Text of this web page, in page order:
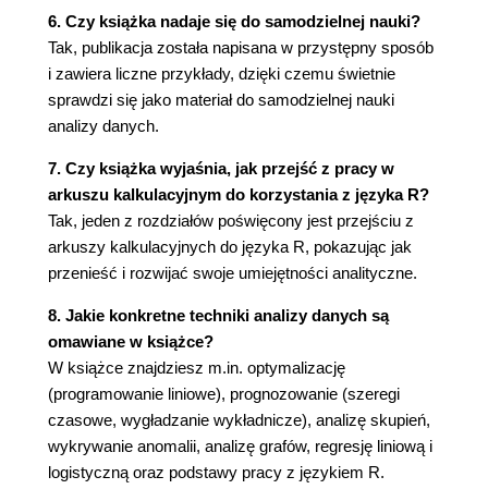
odległości 87
Implementacja za pomocą Excela 90
Najlepsze oferty przy podziale na pięć
klastrów za pomocą median 92
Podsumowanie 95
3. Naiwny klasyfikator bayesowski i niezwykła
lekkość bycia idiotą 97
Jeżeli nazwiesz swój produkt Mandrill, to
uzyskasz zaszumione informacje zwrotne 97
rachunku prawdopodobieństwa 100
Obliczanie prawdopodobieństwa
warunkowego 100
Prawdopodobieństwo części wspólnej, reguła
łańcuchowa i niezależność 101
A co, jeżeli sytuacje są zależne od siebie?
102
6. Czy książka nadaje się do samodzielnej nauki?
Tak, publikacja została napisana w przystępny sposób
i zawiera liczne przykłady, dzięki czemu świetnie
sprawdzi się jako materiał do samodzielnej nauki
analizy danych.
7. Czy książka wyjaśnia, jak przejść z pracy w
arkuszu kalkulacyjnym do korzystania z języka R?
Tak, jeden z rozdziałów poświęcony jest przejściu z
arkuszy kalkulacyjnych do języka R, pokazując jak
przenieść i rozwijać swoje umiejętności analityczne.
8. Jakie konkretne techniki analizy danych są
omawiane w książce?
W książce znajdziesz m.in. optymalizację
(programowanie liniowe), prognozowanie (szeregi
czasowe, wygładzanie wykładnicze), analizę skupień,
wykrywanie anomalii, analizę grafów, regresję liniową i
logistyczną oraz podstawy pracy z językiem R.